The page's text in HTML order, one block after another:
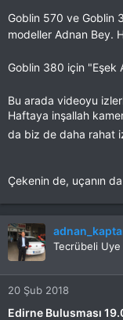
Goblin 570 ve Goblin
modeller Adnan Bey.
Goblin 380 için "Eşek
Bu arada videoyu
Haftaya inşallah
da biz de daha rahat
Çekenin de, uçanın
Tecrübeli Uye
20 Şub 2018
Edirne Bulusması